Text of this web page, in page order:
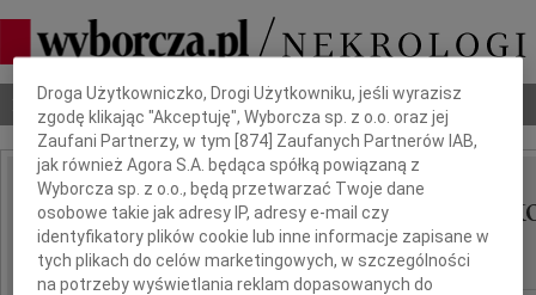
Nekrologi Odeszli Poradnik pogrzebowy
IMIĘ I NAZWISKO:
Maria Mirosława
Domu Grzelak
Dbamy o Twoją prywatność
Droga Użytkowniczko, Drogi Użytkowniku, jeśli wyrazisz
zgodę klikając "Akceptuję", Wyborcza sp. z o.o. oraz jej
Zaufani Partnerzy, w tym [874] Zaufanych Partnerów IAB,
jak również Agora S.A. będąca spółką powiązaną z
Wyborcza sp. z o.o., będą przetwarzać Twoje dane
osobowe takie jak adresy IP, adresy e-mail czy
identyfikatory plików cookie lub inne informacje zapisane w
tych plikach do celów marketingowych, w szczególności
na potrzeby wyświetlania reklam dopasowanych do